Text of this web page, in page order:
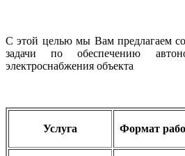
С этой целью мы Вам предлагаем
задачи по обеспечению
электроснабжения объекта
Услуга Формат